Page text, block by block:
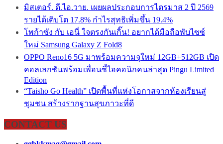
มิสเตอร์. ดี.ไอ.วาย. เผยผลประกอบการไตรมาส 2 ปี 2569
รายได้เติบโต 17.8% กำไรสุทธิเพิ่มขึ้น 19.4%
โพก้าซัง กับ เอนี่ ใจตรงกันเกิ๊น! อยากได้มือถือพับไซซ์
ใหม่ Samsung Galaxy Z Fold8
OPPO Reno16 5G มาพร้อมความจุใหม่ 12GB+512GB เปิด
คอลเลกชันพร้อมเพื่อนซี้ไอคอนิกคนล่าสุด Pingu Limited
Edition
“Taisho Go Health” เปิดพื้นที่แห่งโอกาสจากห้องเรียนสู่
ชุมชน สร้างรากฐานสุขภาวะที่ดี
CONTACT US